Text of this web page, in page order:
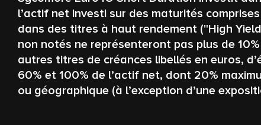
l’actif net investi sur des maturités
dans des titres à haut rendement ("High
non notés ne représenteront pas plus de
autres titres de créances libellés en euros,
60% et 100% de l’actif net, dont 20%
ou géographique (à l’exception d’une